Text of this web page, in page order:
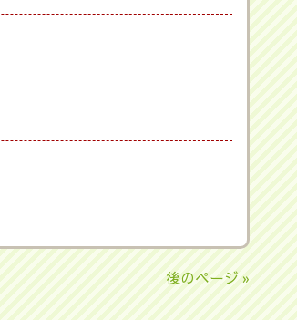
後のページ »